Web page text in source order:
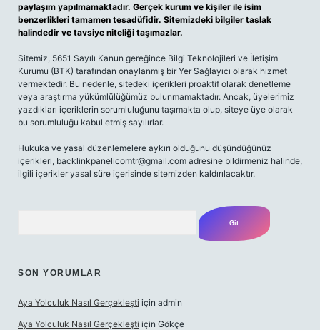
paylaşım yapılmamaktadır. Gerçek kurum ve kişiler ile isim
benzerlikleri tamamen tesadüfidir. Sitemizdeki bilgiler taslak
halindedir ve tavsiye niteliği taşımazlar.
Sitemiz, 5651 Sayılı Kanun gereğince Bilgi Teknolojileri ve İletişim
Kurumu (BTK) tarafından onaylanmış bir Yer Sağlayıcı olarak hizmet
vermektedir. Bu nedenle, sitedeki içerikleri proaktif olarak denetleme
veya araştırma yükümlülüğümüz bulunmamaktadır. Ancak, üyelerimiz
yazdıkları içeriklerin sorumluluğunu taşımakta olup, siteye üye olarak
bu sorumluluğu kabul etmiş sayılırlar.
Hukuka ve yasal düzenlemelere aykırı olduğunu düşündüğünüz
içerikleri, backlinkpanelicomtr@gmail.com adresine bildirmeniz halinde,
ilgili içerikler yasal süre içerisinde sitemizden kaldırılacaktır.
SON YORUMLAR
Aya Yolculuk Nasıl Gerçekleşti için admin
Aya Yolculuk Nasıl Gerçekleşti için Gökçe